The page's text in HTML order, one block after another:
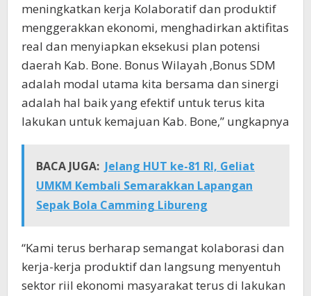
meningkatkan kerja Kolaboratif dan produktif
menggerakkan ekonomi, menghadirkan aktifitas
real dan menyiapkan eksekusi plan potensi
daerah Kab. Bone. Bonus Wilayah ,Bonus SDM
adalah modal utama kita bersama dan sinergi
adalah hal baik yang efektif untuk terus kita
lakukan untuk kemajuan Kab. Bone,” ungkapnya
BACA JUGA: Jelang HUT ke-81 RI, Geliat
UMKM Kembali Semarakkan Lapangan
Sepak Bola Camming Libureng
“Kami terus berharap semangat kolaborasi dan
kerja-kerja produktif dan langsung menyentuh
sektor riil ekonomi masyarakat terus di lakukan